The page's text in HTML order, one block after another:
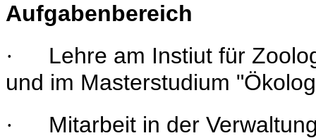
Aufgabenbereich
·
Lehre am Instiut für
und im Masterstudium
·
Mitarbeit in der